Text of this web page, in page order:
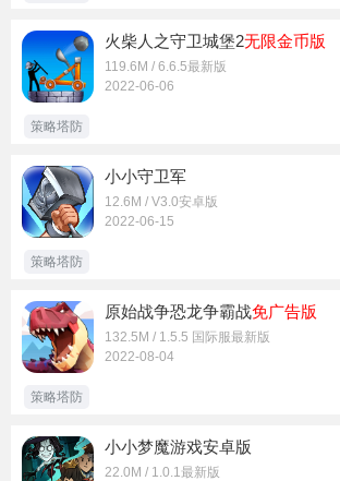
火柴人之守卫城堡2无限金币版
119.6M / 6.6.5最新版
2022-06-06
策略塔防
小小守卫军
12.6M / V3.0安卓版
2022-06-15
策略塔防
原始战争恐龙争霸战免广告版
132.5M / 1.5.5 国际服最新版
2022-08-04
策略塔防
小小梦魔游戏安卓版
22.0M / 1.0.1最新版